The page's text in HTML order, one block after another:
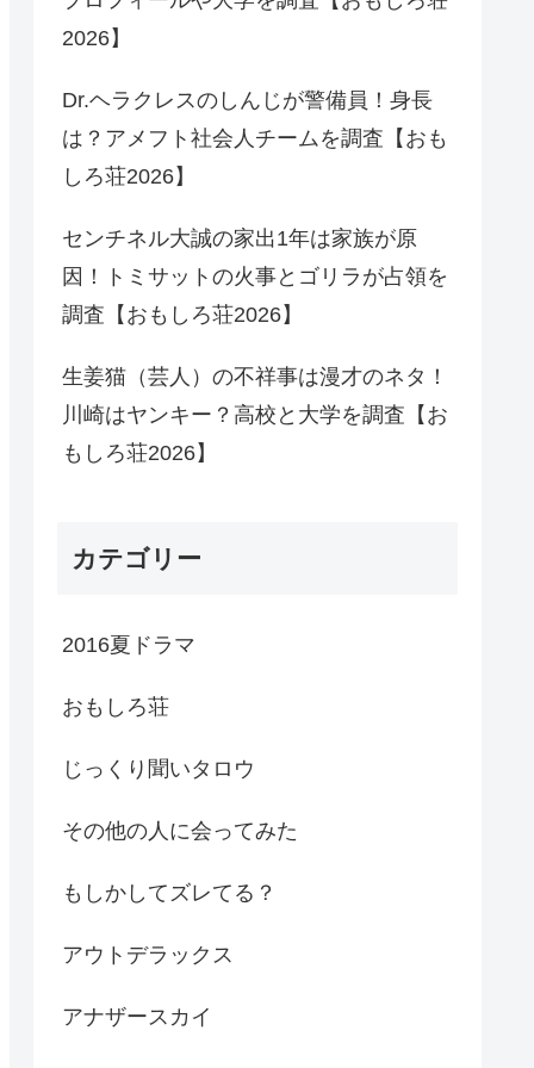
2026】
Dr.ヘラクレスのしんじが警備員！身長
は？アメフト社会人チームを調査【おも
しろ荘2026】
センチネル大誠の家出1年は家族が原
因！トミサットの火事とゴリラが占領を
調査【おもしろ荘2026】
生姜猫（芸人）の不祥事は漫才のネタ！
川崎はヤンキー？高校と大学を調査【お
もしろ荘2026】
カテゴリー
2016夏ドラマ
おもしろ荘
じっくり聞いタロウ
その他の人に会ってみた
もしかしてズレてる？
アウトデラックス
アナザースカイ